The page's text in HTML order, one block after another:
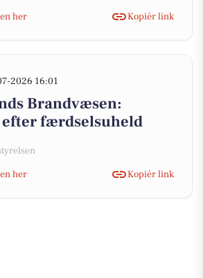
her
Kopiér link
2026 16:01
Brandvæsen:
færdselsuheld
her
Kopiér link